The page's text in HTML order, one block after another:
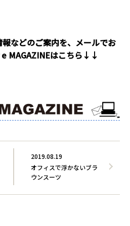
などのご案内を、メールでお
MAGAZINEはこちら↓↓
2019.08.19
オフィスで浮かないブラ
ウンスーツ